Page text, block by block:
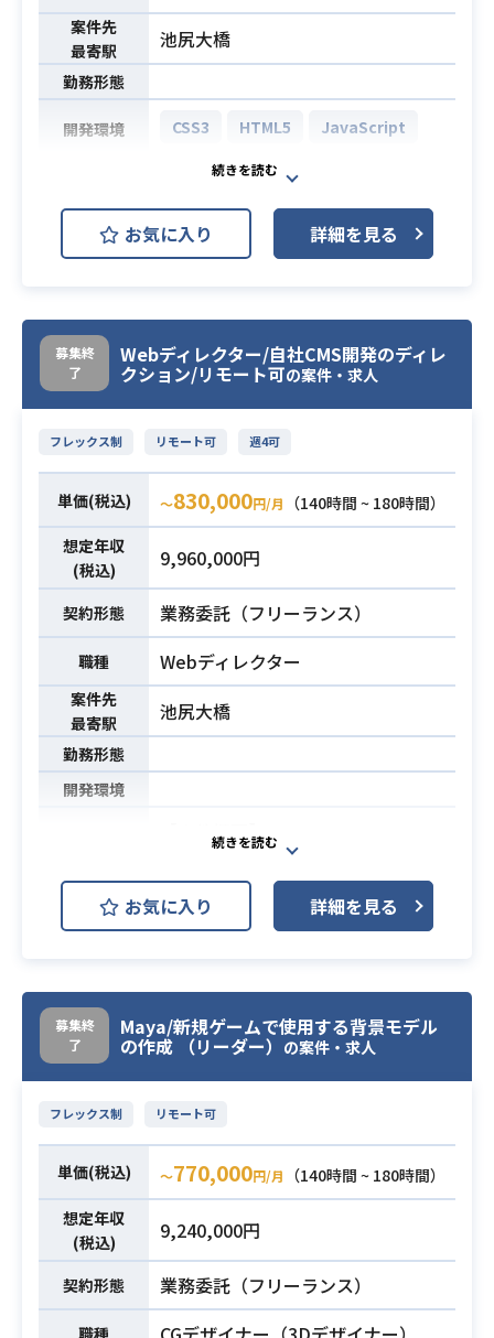
・バックエンド、インフラを含むWe
・Ruby on Railsでのバックエンドの
開発経験2年以上
・Docker, Kubernetes などのコン
テナサービスを活用したインフラ構
築経験1年以上
・ドキュメントを読解できるレベル
案件先
最寄駅
池尻大橋
勤務形態
開発環境 CSS3 HTML5 JavaScript
【案件概要】
当社は創業期から金融経済メディア
を運営しており、
現在は日本最大級の金融・経済メデ
金融メディアプラットフォーマーと
いう立ち位置で、
WordPress、RCMS、自社CMSでWE
Bメディアを運営しています。
金融系クライアント企業との取引増
サポートするポジションのディレク
【業務内容】
・主に既存サービスの運営・改善
・記事作成のサポートや、デザイン
変更、SEO対策
・追加機能開発時のクライアント企
業・事業部とエンジニア間の仕様調
整・進捗管理
必須スキル
・Webメディアのディレクション経
└開発ディレクション経験（要件定
義、エンジニアリング経験）
お気に入り 詳細を見る
募集終
了
Webディレクター/自社CMS開発のディレ
クション/リモート可の案件・求人
フレックス制 リモート可 週4可
単価(税込) 〜830,000円/月
（140時間 ~ 180時間）
想定年収
(税込)
9,960,000円
契約形態 業務委託（フリーランス）
職種 Webディレクター
案件先
最寄駅
池尻大橋
勤務形態
開発環境
業務内容
【案件概要】
当社は金融経済メディアを創業とと
もに立ち上げ、運営してきておりま
す。
金融メディアプラットフォーマーと
して、
多数の金融系を中心としたクライア
ント企業に、オウンドメディアを提
供してきました。
応、ユーザビリティの向上を目指
し、
CMSの追加開発をしていくにあた
り、開発ディレクター職を募集しま
す。
【業務内容】
・自社CMSの運営サポート・改善デ
お気に入り 詳細を見る
募集終
了
Maya/新規ゲームで使用する背景モデル
の作成 （リーダー） の案件・求人
フレックス制 リモート可
単価(税込) 〜770,000円/月
（140時間 ~ 180時間）
想定年収
(税込)
9,240,000円
契約形態 業務委託（フリーランス）
職種